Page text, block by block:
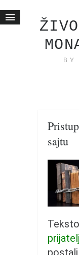
Životne priče
moj haiku
momenti i mesta
bonus sadržaj
Svetlopis
zakonopravilo
zabranjena
sajtu